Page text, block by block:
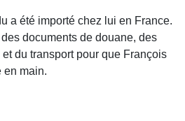
a été importé chez lui en France.
documents de douane, des
du transport pour que François
en main.